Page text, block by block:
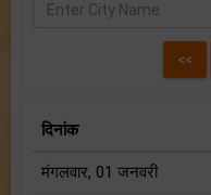
दिनांक
मंगलवार, 01 जनवरी